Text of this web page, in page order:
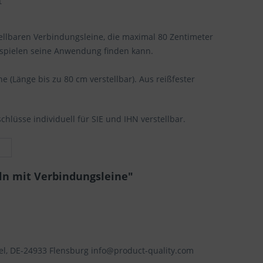
Verbindungsleine, die maximal 80 Zentimeter
seine Anwendung finden kann.
(Länge bis zu 80 cm verstellbar). Aus reißfester
individuell für SIE und IHN verstellbar.
mit Verbindungsleine"
DE-24933 Flensburg info@product-quality.com